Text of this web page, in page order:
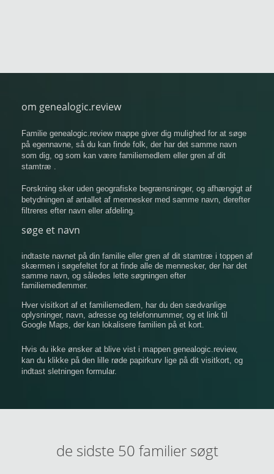
om genealogic.review
Familie genealogic.review mappe giver dig mulighed for at søge
på egennavne, så du kan finde folk, der har det samme navn
som dig, og som kan være familiemedlem eller gren af ​​dit
stamtræ .
Forskning sker uden geografiske begrænsninger, og afhængigt af
betydningen af ​​antallet af mennesker med samme navn, derefter
filtreres efter navn eller afdeling.
søge et navn
indtaste navnet på din familie eller gren af ​​dit stamtræ i toppen af
​​skærmen i søgefeltet for at finde alle de mennesker, der har det
samme navn, og således lette søgningen efter
familiemedlemmer.
Hver visitkort af et familiemedlem, har du den sædvanlige
oplysninger, navn, adresse og telefonnummer, og et link til
Google Maps, der kan lokalisere familien på et kort.
Hvis du ikke ønsker at blive vist i mappen genealogic.review,
kan du klikke på den lille røde papirkurv lige på dit visitkort, og
indtast sletningen formular.
de sidste 50 familier søgt